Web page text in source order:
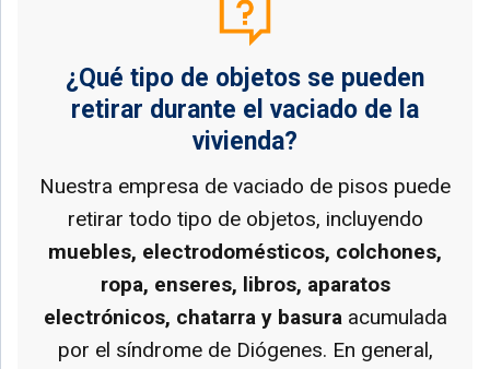
¿Qué tipo de objetos se pueden
retirar durante el vaciado de la
vivienda?
Nuestra empresa de vaciado de pisos puede
retirar todo tipo de objetos, incluyendo
muebles, electrodomésticos, colchones,
ropa, enseres, libros, aparatos
electrónicos, chatarra y basuraacumulada
por el síndrome de Diógenes. En general,